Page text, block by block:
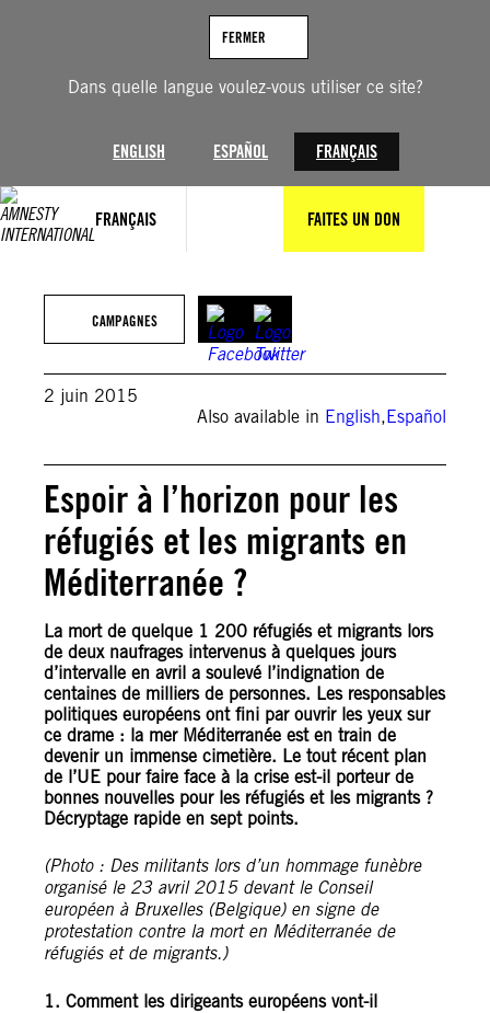
Dans quelle langue voulez-vous utiliser ce site?
ENGLISH ESPAÑOL FRANÇAIS
FERMER
FRANÇAIS FAITES UN DON
CAMPAGNES
2 juin 2015
Also available in English,Español
Espoir à l’horizon pour les
réfugiés et les migrants en
Méditerranée ?
La mort de quelque 1 200 réfugiés et migrants lors
de deux naufrages intervenus à quelques jours
d’intervalle en avril a soulevé l’indignation de
centaines de milliers de personnes. Les responsables
politiques européens ont fini par ouvrir les yeux sur
ce drame : la mer Méditerranée est en train de
devenir un immense cimetière. Le tout récent plan
de l’UE pour faire face à la crise est-il porteur de
bonnes nouvelles pour les réfugiés et les migrants ?
Décryptage rapide en sept points.
(Photo : Des militants lors d’un hommage funèbre
organisé le 23 avril 2015 devant le Conseil
européen à Bruxelles (Belgique) en signe de
protestation contre la mort en Méditerranée de
réfugiés et de migrants.)
1. Comment les dirigeants européens vont-il